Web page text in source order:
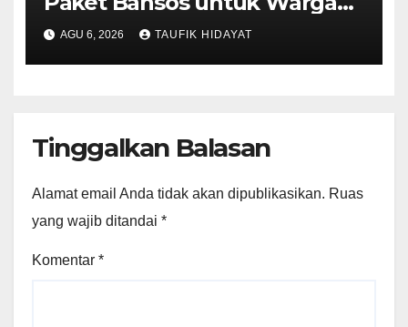
Slum Area, Wujud
Kepedulian Sambut HUT ke-
81 RI
AGU 6, 2026 TAUFIK HIDAYAT
Tinggalkan Balasan
Alamat email Anda tidak akan dipublikasikan. Ruas
yang wajib ditandai *
Komentar *